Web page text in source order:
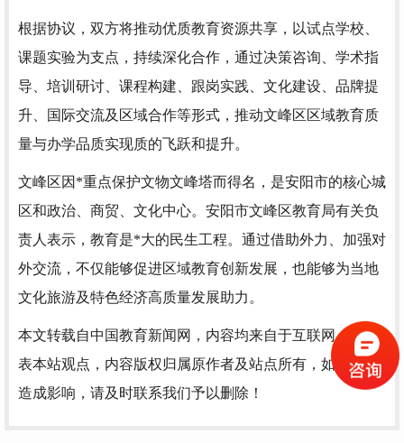
根据协议，双方将推动优质教育资源共享，以试点学校、
课题实验为支点，持续深化合作，通过决策咨询、学术指
导、培训研讨、课程构建、跟岗实践、文化建设、品牌提
升、国际交流及区域合作等形式，推动文峰区区域教育质
量与办学品质实现质的飞跃和提升。
文峰区因*重点保护文物文峰塔而得名，是安阳市的核心城
区和政治、商贸、文化中心。安阳市文峰区教育局有关负
责人表示，教育是*大的民生工程。通过借助外力、加强对
外交流，不仅能够促进区域教育创新发展，也能够为当地
文化旅游及特色经济高质量发展助力。
本文转载自中国教育新闻网，内容均来自于互联网，不代
表本站观点，内容版权归属原作者及站点所有，如有对您
造成影响，请及时联系我们予以删除！